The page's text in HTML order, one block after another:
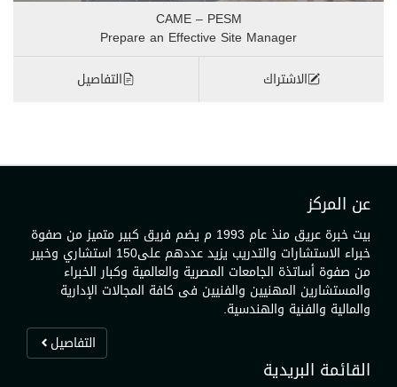
CAME – PESM
Prepare an Effective Site Manager
الاشتراك
التفاصيل
عن المركز
بيت خبرة عريق منذ عام 1993 م يضم فريق كبير متميز من صفوة
خبراء الاستشارات والتدريب يزيد عددهم على150 استشاري وخبير
من صفوة أساتذة الجامعات المصرية والعالمية وكبار الخبراء
والمستشارين المهنيين والفنيين فى كافة المجالات الإدارية
والمالية والفنية والهندسية.
التفاصيل
القائمة البريدية